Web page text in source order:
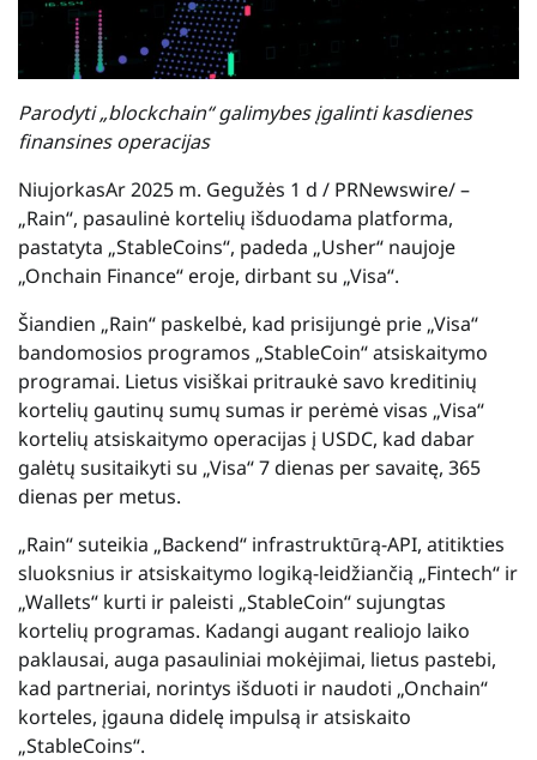
Parodyti „blockchain“ galimybes įgalinti kasdienes
finansines operacijas
NiujorkasAr2025 m. Gegužės 1 d / PRNewswire/ –
„Rain“, pasaulinė kortelių išduodama platforma,
pastatyta „StableCoins“, padeda „Usher“ naujoje
„Onchain Finance“ eroje, dirbant su „Visa“.
Šiandien „Rain“ paskelbė, kad prisijungė prie „Visa“
bandomosios programos „StableCoin“ atsiskaitymo
programai. Lietus visiškai pritraukė savo kreditinių
kortelių gautinų sumų sumas ir perėmė visas „Visa“
kortelių atsiskaitymo operacijas į USDC, kad dabar
galėtų susitaikyti su „Visa“ 7 dienas per savaitę, 365
dienas per metus.
„Rain“ suteikia „Backend“ infrastruktūrą-API, atitikties
sluoksnius ir atsiskaitymo logiką-leidžiančią „Fintech“ ir
„Wallets“ kurti ir paleisti „StableCoin“ sujungtas
kortelių programas. Kadangi augant realiojo laiko
paklausai, auga pasauliniai mokėjimai, lietus pastebi,
kad partneriai, norintys išduoti ir naudoti „Onchain“
korteles, įgauna didelę impulsą ir atsiskaito
„StableCoins“.